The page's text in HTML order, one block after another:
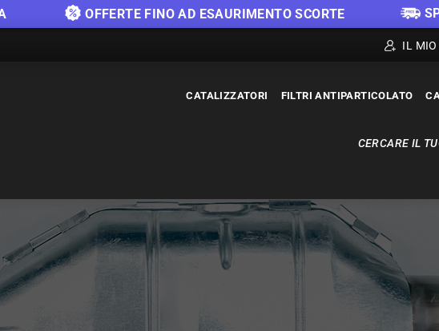
OFFERTE FINO AD ESAURIMENTO SCORTE
IL MIO
CATALIZZATORI FILTRI ANTIPARTICOLATO
CERCARE IL